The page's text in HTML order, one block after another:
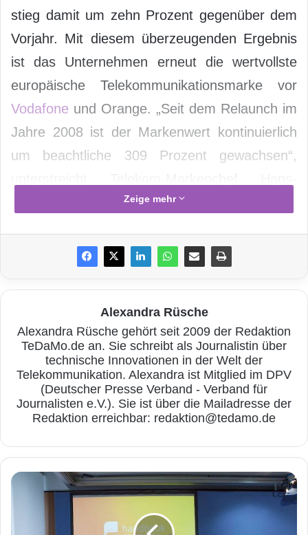
stieg damit um zehn Prozent gegenüber dem
Vorjahr. Mit diesem überzeugenden Ergebnis
ist das Unternehmen erneut die wertvollste
europäische Telekommunikationsmarke vor
Vodafone und Orange. „Seit dem Relaunch im
Jahre 2008 ist der Markenwert kontinuierlich
um beachtliche 309 Prozent gewachsen“,
Christian Schwingen den nachhaltigen Erfolg
Quelle: Telekom
Im Vergleich der weltweit führenden deutschen
Marken belegt die Deutsche Telekom Rang
Zeige mehr
Alexandra Rüsche
Alexandra Rüsche gehört seit 2009 der Redaktion
TeDaMo.de an. Sie schreibt als Journalistin über
technische Innovationen in der Welt der
Telekommunikation. Alexandra ist Mitglied im DPV
(Deutscher Presse Verband - Verband für
Journalisten e.V.). Sie ist über die Mailadresse der
Redaktion erreichbar: redaktion@tedamo.de
N